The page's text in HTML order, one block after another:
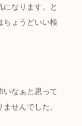
なります。と
ちょうどいい検
いなぁと思って
せんでした。